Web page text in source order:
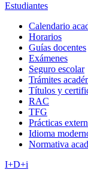
Estudiantes
Calendario
Horarios
Guías docentes
Exámenes
Seguro escolar
Trámites
Títulos y
RAC
TFG
Prácticas
Idioma
Normativa
I+D+i